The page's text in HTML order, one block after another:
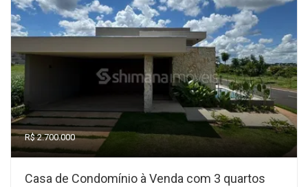
R$ 2.700.000
Casa de Condomínio à Venda com 3 quartos